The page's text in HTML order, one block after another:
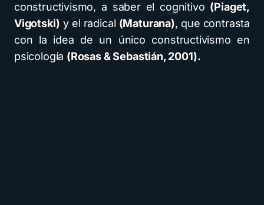
constructivismo, a saber el cognitivo (Piaget,
Vigotski) y el radical (Maturana), que contrasta
con la idea de un único constructivismo en
psicología (Rosas & Sebastián, 2001).